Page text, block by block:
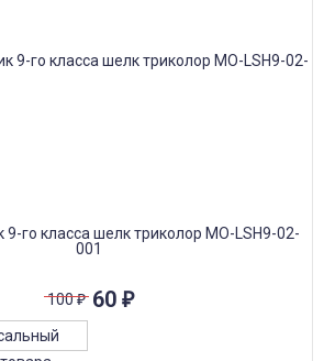
9-го класса шелк триколор МО-LSH9-02-
001
100₽ 60 ₽